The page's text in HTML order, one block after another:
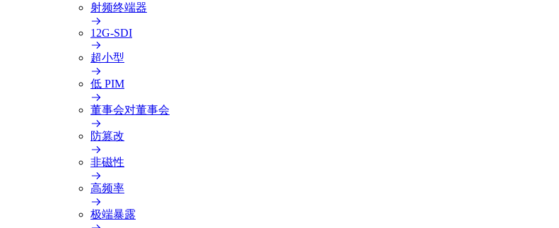
射频终端器
12G-SDI
超小型
低 PIM
董事会对董事会
防篡改
非磁性
高频率
极端暴露